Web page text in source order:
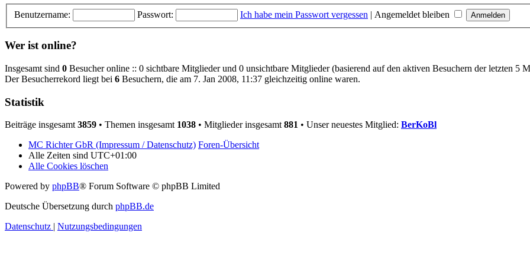
Benutzername: Passwort: Ich habe mein Passwort vergessen | Angemeldet bleiben
Wer ist online?
Insgesamt sind 0 Besucher online :: 0 sichtbare Mitglieder und 0 unsichtbare Mitglieder (basierend auf den aktiven Besuchern der letzten 5
Der Besucherrekord liegt bei 6 Besuchern, die am 7. Jan 2008, 11:37 gleichzeitig online waren.
Statistik
Beiträge insgesamt 3859 • Themen insgesamt 1038 • Mitglieder insgesamt 881 • Unser neuestes Mitglied: BerKoBl
MC Richter GbR (Impressum / Datenschutz) Foren-Übersicht
Alle Zeiten sind UTC+01:00
Alle Cookies löschen
Powered by phpBB® Forum Software © phpBB Limited
Deutsche Übersetzung durch phpBB.de
Datenschutz | Nutzungsbedingungen